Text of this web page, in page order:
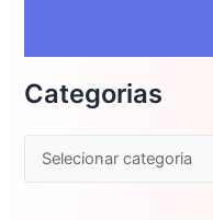
Categorias